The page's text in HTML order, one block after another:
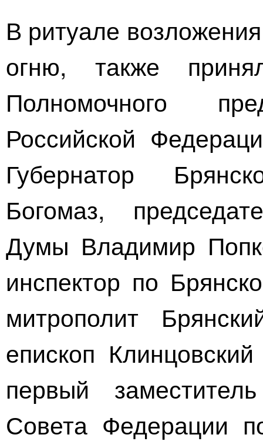
В ритуале
огню, также
Полномочного
Российской
Губернатор
Богомаз,
Думы Владимир
инспектор по
митрополит
епископ
первый
Совета Федерации